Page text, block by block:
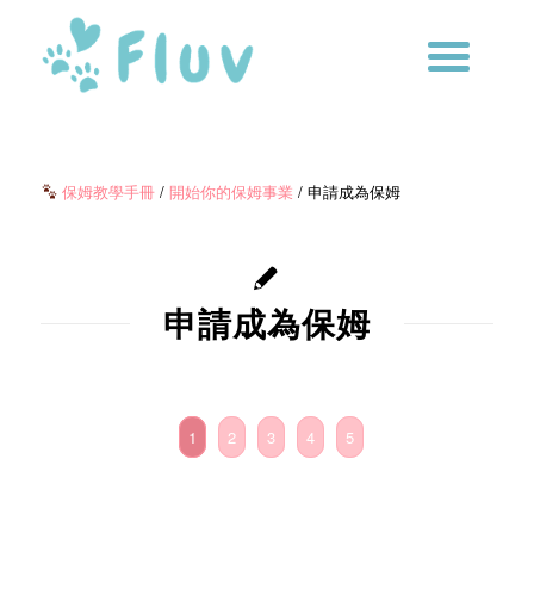
保姆教學手冊 / 開始你的保姆事業 / 申請成為保姆
申請成為保姆
1 2 3 4 5